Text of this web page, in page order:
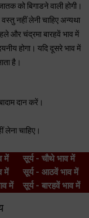
को बिगाडने वाली होगी।
नहीं लेनी चाहिए अन्यथा
और चंद्रमा बारहवें भाव में
होगा। यदि दूसरे भाव में
है।
दान करें।
चाहिए।
में
सूर्य - चौथे भाव में
में
सूर्य - आठवें भाव में
में सूर्य - बारहवें भाव में